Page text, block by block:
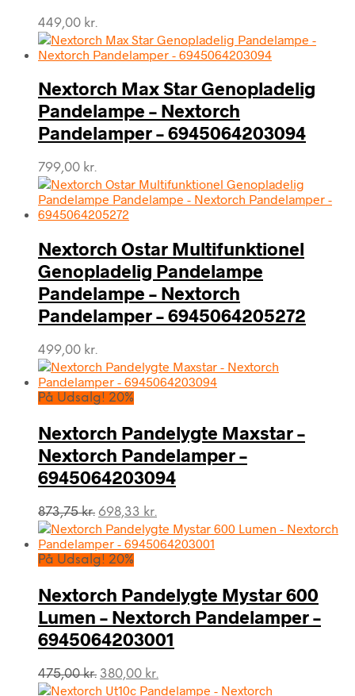
449,00 kr.
Nextorch Max Star Genopladelig
Pandelampe – Nextorch
Pandelamper – 6945064203094
799,00 kr.
Nextorch Ostar Multifunktionel
Genopladelig Pandelampe
Pandelampe – Nextorch
Pandelamper – 6945064205272
499,00 kr.
På Udsalg! 20%
Nextorch Pandelygte Maxstar –
Nextorch Pandelamper –
6945064203094
873,75kr. Den
oprindelige
pris
var:
698,33 kr.
aktuelle
pris
På Udsalg! 20%
Nextorch Pandelygte Mystar 600
Lumen – Nextorch Pandelamper –
6945064203001
475,00kr. Den
oprindelige
380,00 kr.
aktuelle